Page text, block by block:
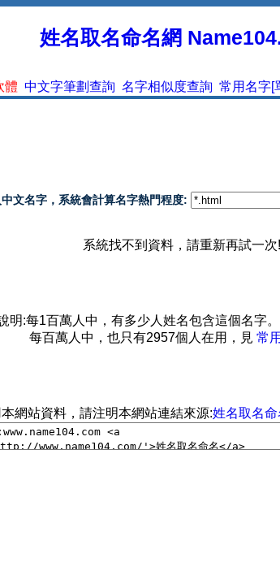
姓名取名命名網
體 中文字筆劃查詢 名字相似度查詢 常用名字[
文名字，系統會計算名字熱門程度:
系統找不到資料，請重新再試一次!
明:每1百萬人中，有多少人姓名包含這個名字
每百萬人中，也只有2957個人在用，見 常
網站資料，請注明本網站連結來源:姓名取名